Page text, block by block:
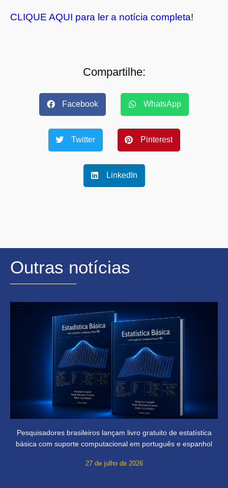
CLIQUE AQUI para ler a notícia completa!
Compartilhe:
Facebook WhatsApp
Twitter Pinterest
LinkedIn
Outras notícias
Pesquisadores brasileiros lançam livro gratuito de estatística
básica com suporte computacional em português e espanhol
27 de julho de 2026